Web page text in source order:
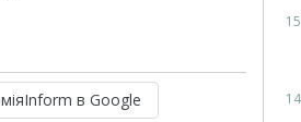
в Google